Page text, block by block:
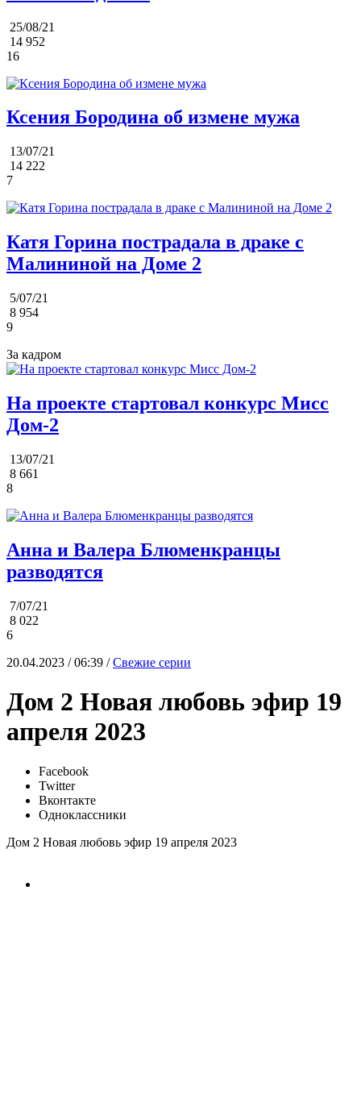
25/08/21
14 952
16
Ксения Бородина об измене мужа
13/07/21
14 222
7
Катя Горина пострадала в драке с
Малининой на Доме 2
5/07/21
8 954
9
За кадром
На проекте стартовал конкурс Мисс
Дом-2
13/07/21
8 661
8
Анна и Валера Блюменкранцы
разводятся
7/07/21
8 022
6
20.04.2023 / 06:39 /Свежие серии
Дом 2 Новая любовь эфир 19
апреля 2023
Facebook
Twitter
Вконтакте
Одноклассники
Дом 2 Новая любовь эфир 19 апреля 2023